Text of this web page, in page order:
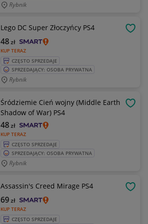
Rybnik
Lego DC Super Złoczyńcy PS4
KUP TERAZ
48zł
CZĘSTO SPRZEDAJE
SPRZEDAJĄCY: OSOBA PRYWATNA
Rybnik
Śródziemie Cień wojny (Middle Earth
Shadow of War) PS4
KUP TERAZ
48zł
CZĘSTO SPRZEDAJE
SPRZEDAJĄCY: OSOBA PRYWATNA
Rybnik
Assassin's Creed Mirage PS4
KUP TERAZ
69zł
CZĘSTO SPRZEDAJE